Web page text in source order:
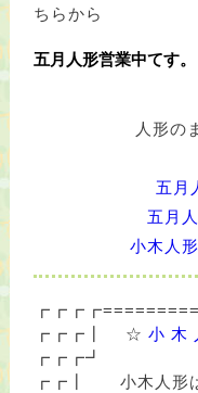
ちらから
五月人形営業中てす。
人形の
五月
五月
小木人
┏┏┏┃ ☆ 小 木
┏┏┏┛
┏┏┃ 小木人形は